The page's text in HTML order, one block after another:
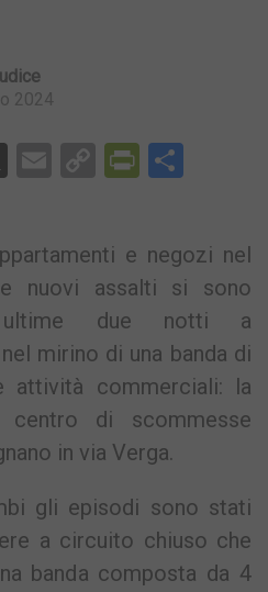
2024
X EmailCopy
e negozi nel
nuovi assalti si sono
ultime due notti a
mirino di una banda di
attività commerciali: la
di scommesse
in via Verga.
gli episodi sono stati
a circuito chiuso che
banda composta da 4